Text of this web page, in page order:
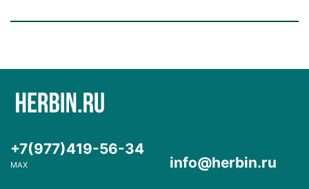
+7(977)419-56-34
MAX info@herbin.ru